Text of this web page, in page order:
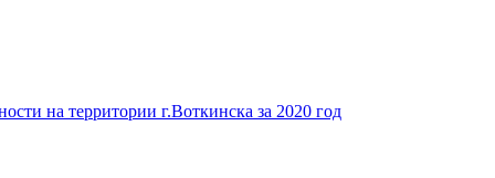
на территории г.Воткинска за 2020 год